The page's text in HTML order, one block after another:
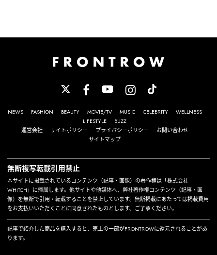
NEWS FASHION BEAUTY MOVIE/TV MUSIC CELEBRITY
WELLNESS
LIFESTYLE
BUZZ
運営会社
サイトポリシー プライバシーポリシー
お問い合わせ
サイトマップ
無断複写転載引用禁止
本サイトに掲載されているコンテンツ（記事・画像）の著作権は「株式会社
WHITCH」に帰属します。他サイトや他媒体へ、弊社著作権コンテンツ（記事・画
像）を無断で引用・転載することを禁止しています。無断掲載にあたっては掲載費用
をお支払いいただくことに同意されたものとします。ご了承ください。
記事で紹介した商品を購入すると、売上の一部がFRONTROWに還元されることがあ
ります。